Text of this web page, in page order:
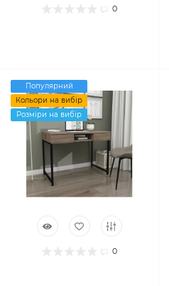
0
Популярний
Кольори на вибір
Розміри на вибір
0